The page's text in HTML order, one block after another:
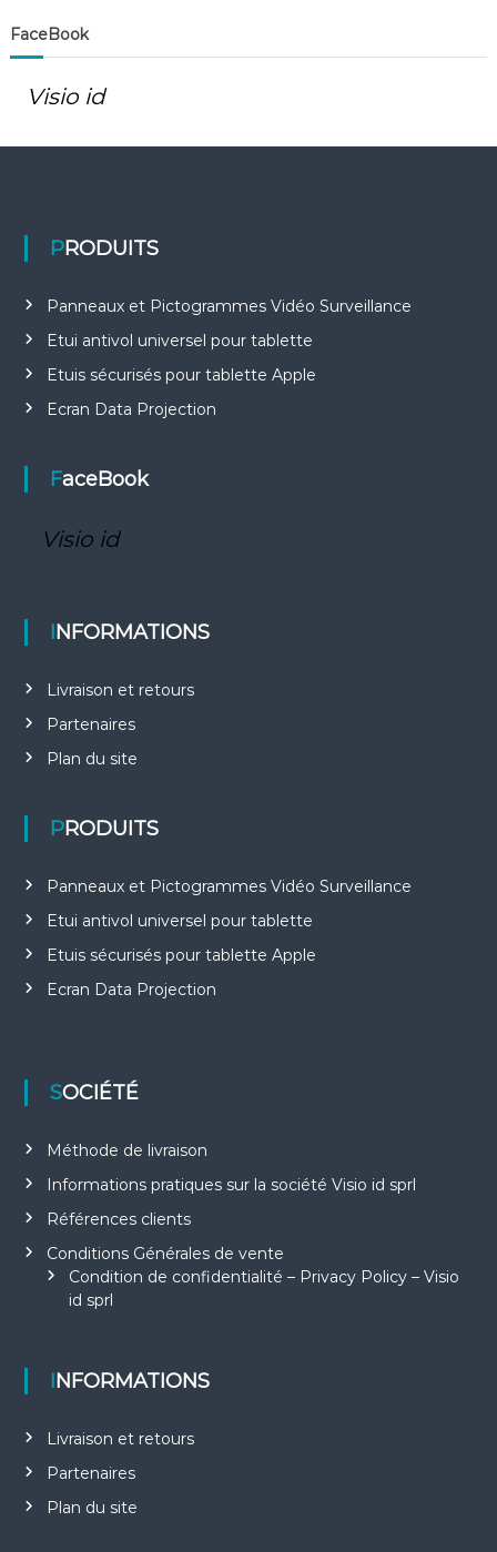
l
e
FaceBook
Visio id
PRODUITS
Panneaux et Pictogrammes Vidéo Surveillance
Etui antivol universel pour tablette
Etuis sécurisés pour tablette Apple
Ecran Data Projection
FaceBook
Visio id
INFORMATIONS
Livraison et retours
Partenaires
Plan du site
PRODUITS
Panneaux et Pictogrammes Vidéo Surveillance
Etui antivol universel pour tablette
Etuis sécurisés pour tablette Apple
Ecran Data Projection
SOCIÉTÉ
Méthode de livraison
Informations pratiques sur la société Visio id sprl
Références clients
Conditions Générales de vente
Condition de confidentialité – Privacy Policy – Visio
id sprl
INFORMATIONS
Livraison et retours
Partenaires
Plan du site